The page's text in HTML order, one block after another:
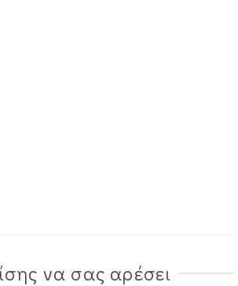
να σας αρέσει